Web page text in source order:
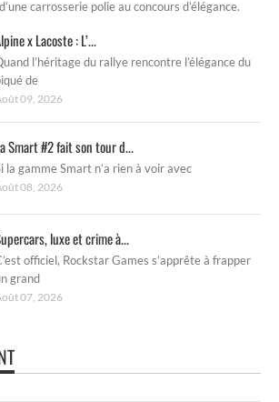
carrosserie polie au concours d’élégance.
x Lacoste : L’...
l’héritage du rallye rencontre l’élégance du
de
09, 2026
Smart #2 fait son tour d...
la gamme Smart n’a rien à voir avec
08, 2026
luxe et crime à...
officiel, Rockstar Games s’apprête à frapper
grand
07, 2026